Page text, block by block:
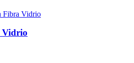
Fibra Vidrio
Vidrio